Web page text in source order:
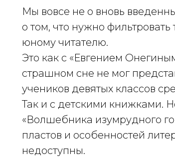
Мы вовсе не о вновь
о том, что нужно фильтровать
юному читателю.
Это как с «Евгением
страшном сне не мог
учеников девятых классов
Так и с детскими книжками.
«Волшебника изумрудного
пластов и особенностей
недоступны.